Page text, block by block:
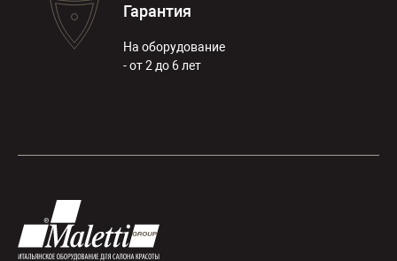
Гарантия
На оборудование
- от 2 до 6 лет